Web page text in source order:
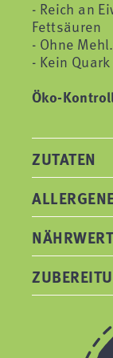
- Reich an
Fettsäuren
- Ohne
- Kein
Öko-
ZUTATEN